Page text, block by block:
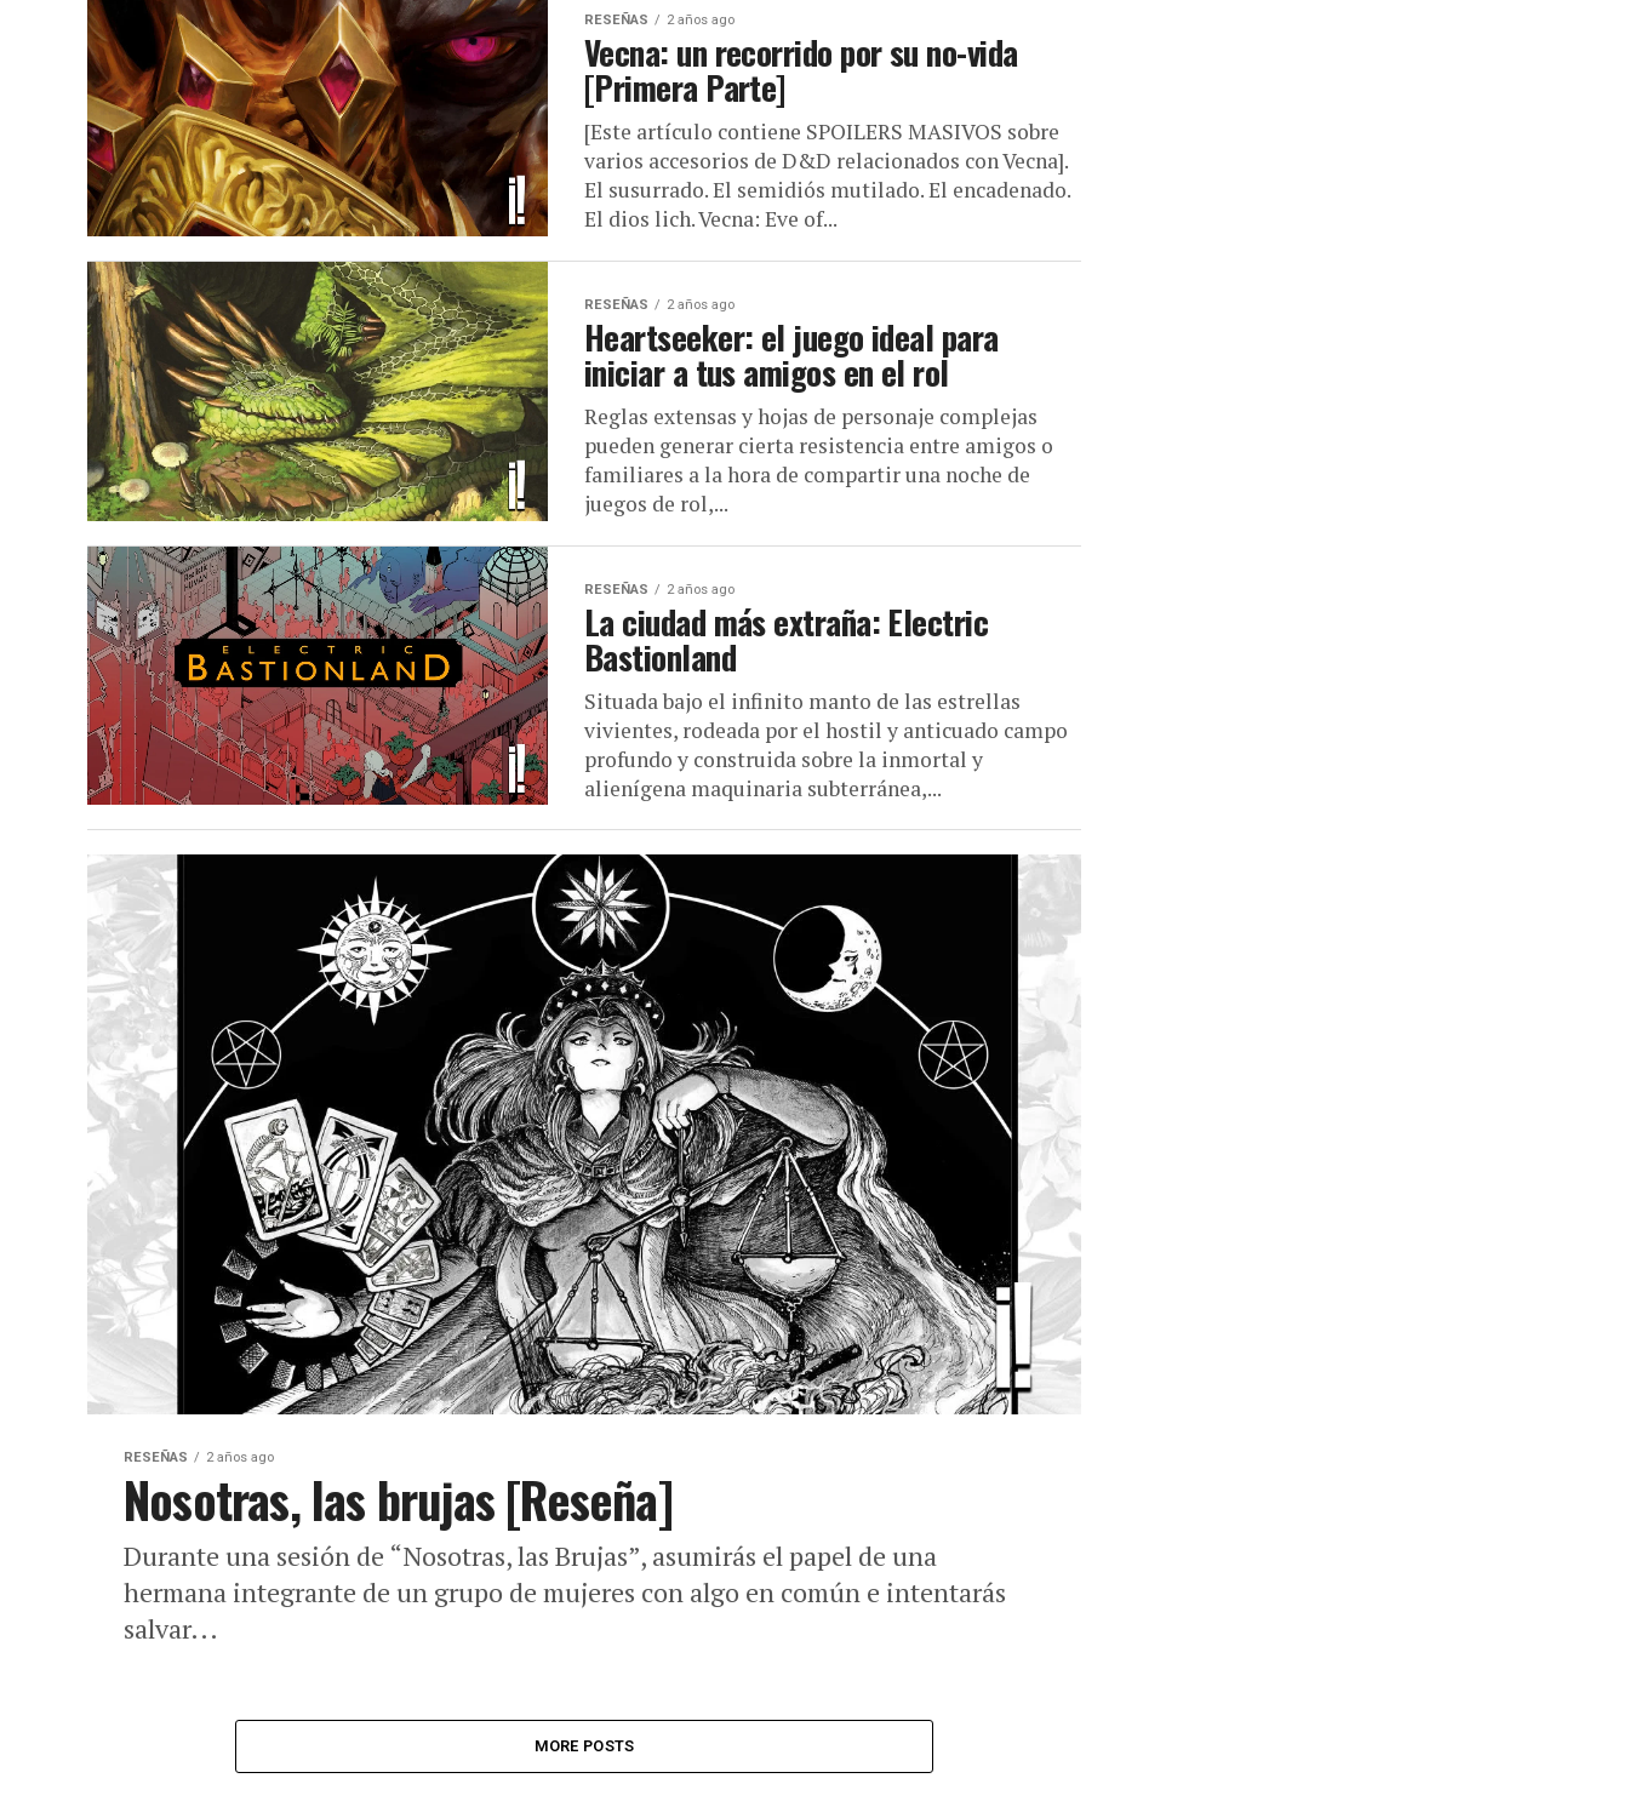
RESEÑAS 2 años ago
Vecna: un recorrido por su no-vida
[Primera Parte]
[Este artículo contiene SPOILERS MASIVOS sobre
varios accesorios de D&D relacionados con Vecna].
El susurrado. El semidiós mutilado. El encadenado.
El dios lich. Vecna: Eve of...
RESEÑAS 2 años ago
Heartseeker: el juego ideal para
iniciar a tus amigos en el rol
Reglas extensas y hojas de personaje complejas
pueden generar cierta resistencia entre amigos o
familiares a la hora de compartir una noche de
juegos de rol,...
RESEÑAS 2 años ago
La ciudad más extraña: Electric
Bastionland
Situada bajo el infinito manto de las estrellas
vivientes, rodeada por el hostil y anticuado campo
profundo y construida sobre la inmortal y
alienígena maquinaria subterránea,...
RESEÑAS 2 años ago
Nosotras, las brujas [Reseña]
Durante una sesión de “Nosotras, las Brujas”, asumirás el papel de una
hermana integrante de un grupo de mujeres con algo en común e intentarás
salvar...
MORE POSTS